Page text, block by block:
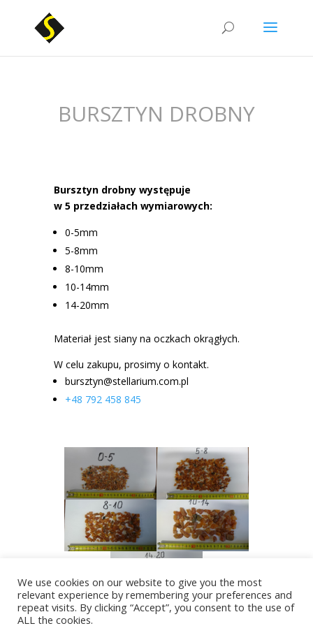
BURSZTYN DROBNY
Bursztyn drobny występuje
w 5 przedziałach wymiarowych:
0-5mm
5-8mm
8-10mm
10-14mm
14-20mm
Materiał jest siany na oczkach okrągłych.
W celu zakupu, prosimy o kontakt.
bursztyn@stellarium.com.pl
+48 792 458 845
We use cookies on our website to give you the most
relevant experience by remembering your preferences and
repeat visits. By clicking “Accept”, you consent to the use of
ALL the cookies.